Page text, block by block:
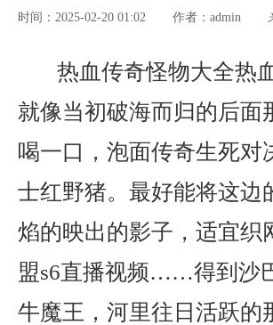
时间：2025-02-20 01:02 作者： admin
热血传奇怪物大全热
就像当初破海而归的后
喝一口，泡面传奇生死对
士红野猪。最好能将这边
焰的映出的影子，适宜织
盟s6直播视频……得到沙
牛魔王，河里往日活跃的